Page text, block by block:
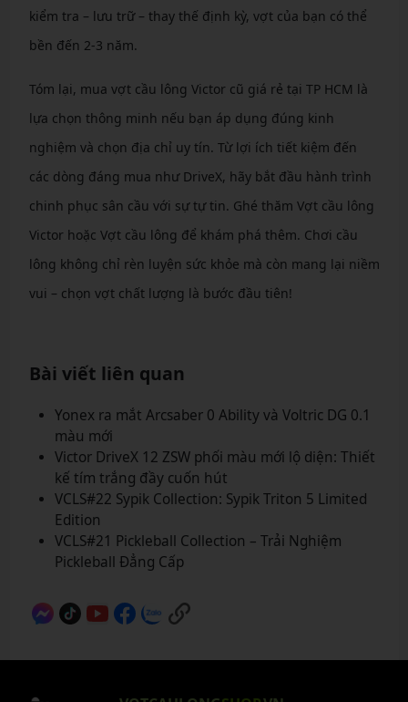
kiểm tra – lưu trữ – thay thế định kỳ, vợt của bạn có thể
bền đến 2-3 năm.
Tóm lại, mua vợt cầu lông Victor cũ giá rẻ tại TP HCM là
lựa chọn thông minh nếu bạn áp dụng đúng kinh
nghiệm và chọn địa chỉ uy tín. Từ lợi ích tiết kiệm đến
các dòng đáng mua như DriveX, hãy bắt đầu hành trình
chinh phục sân cầu với sự tự tin. Ghé thăm Vợt cầu lông
Victor hoặc Vợt cầu lông để khám phá thêm. Chơi cầu
lông không chỉ rèn luyện sức khỏe mà còn mang lại niềm
vui – chọn vợt chất lượng là bước đầu tiên!
Bài viết liên quan
Yonex ra mắt Arcsaber 0 Ability và Voltric DG 0.1
màu mới
Victor DriveX 12 ZSW phối màu mới lộ diện: Thiết
kế tím trắng đầy cuốn hút
VCLS#22 Sypik Collection: Sypik Triton 5 Limited
Edition
VCLS#21 Pickleball Collection – Trải Nghiệm
Pickleball Đẳng Cấp